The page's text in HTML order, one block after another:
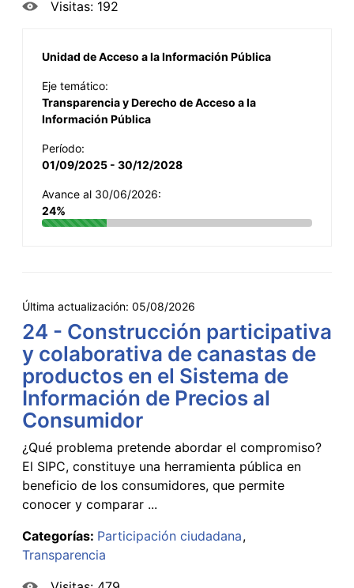
Visitas: 192
Unidad de Acceso a la Información Pública
Eje temático:
Transparencia y Derecho de Acceso a la
Información Pública
Período:
01/09/2025 - 30/12/2028
Avance al 30/06/2026:
24%
Última actualización: 05/08/2026
24 - Construcción participativa
y colaborativa de canastas de
productos en el Sistema de
Información de Precios al
Consumidor
¿Qué problema pretende abordar el compromiso?
El SIPC, constituye una herramienta pública en
beneficio de los consumidores, que permite
conocer y comparar ...
Categorías: Participación ciudadana
Transparencia